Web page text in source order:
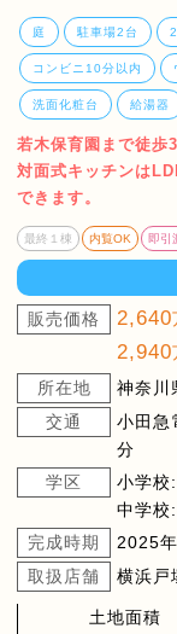
庭 駐車場2台
コンビニ10分以内
洗面化粧台 給湯器
若木保育園まで徒歩
対面式キッチンは
できます。
最終１棟 内覧OK 即引
販売価格 2,640
2,940
所在地
神奈川
交通
小田急
分
学区
小学校
中学校
完成時期
2025
取扱店舗
横浜戸
土地面積